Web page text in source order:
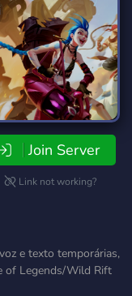
Join Server
Link not working?
e texto temporárias,
of Legends/Wild Rift